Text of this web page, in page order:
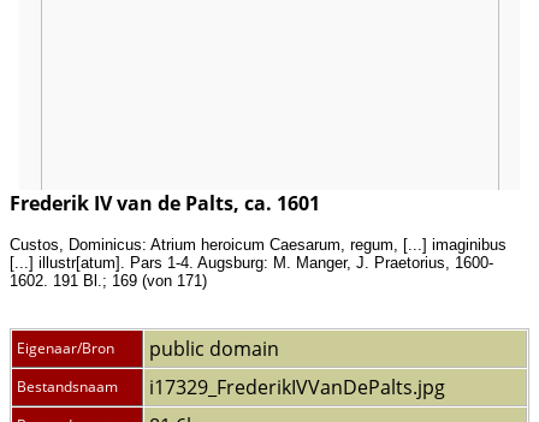
Frederik IV van de Palts, ca. 1601
Custos, Dominicus: Atrium heroicum Caesarum, regum, [...] imaginibus
[...] illustr[atum]. Pars 1-4. Augsburg: M. Manger, J. Praetorius, 1600-
1602. 191 Bl.; 169 (von 171)
Eigenaar/Bron public domain
Bestandsnaam i17329_FrederikIVVanDePalts.jpg